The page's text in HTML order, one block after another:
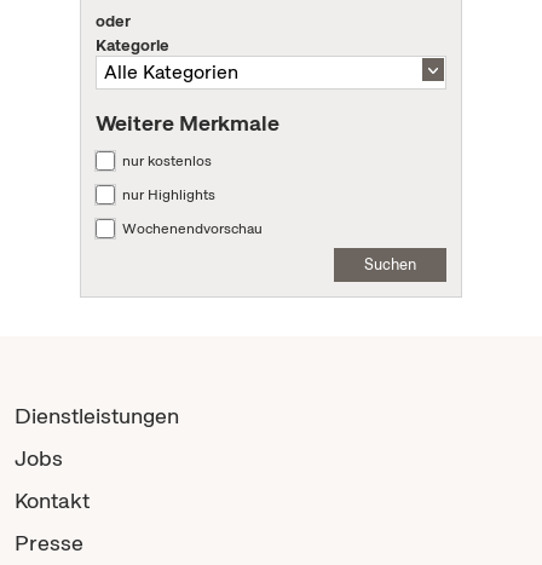
oder
Kategorie
Weitere Merkmale
nur kostenlos
nur Highlights
Wochenendvorschau
Suchen
Dienstleistungen
Jobs
Kontakt
Presse